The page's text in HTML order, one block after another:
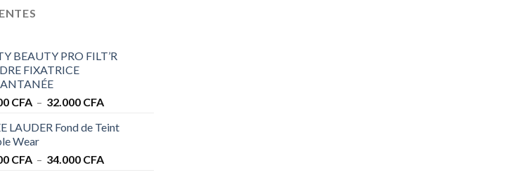
BEAUTY PRO FILT’R
FIXATRICE
CFA – 32.000 CFAPlage
prix :
à
LAUDER Fond de Teint
Wear
CFA – 34.000 CFAPlage